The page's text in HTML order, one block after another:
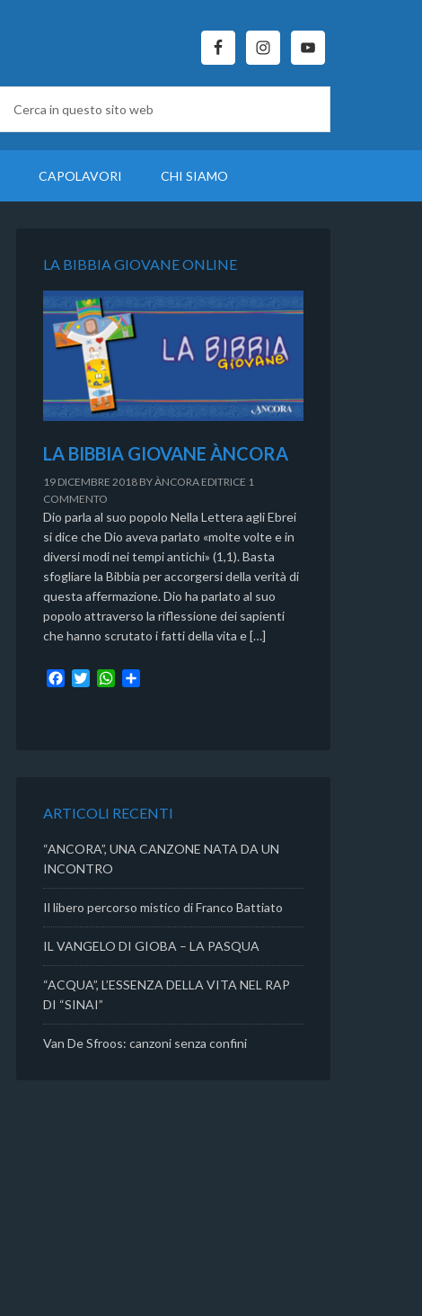
CAPOLAVORI CHI SIAMO
LA BIBBIA GIOVANE ONLINE
LA BIBBIA GIOVANE ÀNCORA
19 DICEMBRE 2018 BYÀNCORA EDITRICE 1
COMMENTO
Dio parla al suo popolo Nella Lettera agli Ebrei
si dice che Dio aveva parlato «molte volte e in
diversi modi nei tempi antichi» (1,1). Basta
sfogliare la Bibbia per accorgersi della verità di
questa affermazione. Dio ha parlato al suo
popolo attraverso la riflessione dei sapienti
che hanno scrutato i fatti della vita e […]
W
i
ARTICOLI RECENTI
“ANCORA”, UNA CANZONE NATA DA UN
INCONTRO
Il libero percorso mistico di Franco Battiato
IL VANGELO DI GIOBA – LA PASQUA
“ACQUA”, L’ESSENZA DELLA VITA NEL RAP
DI “SINAI”
Van De Sfroos: canzoni senza confini